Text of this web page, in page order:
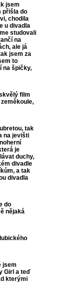
jsem
přišla do
chodila
u divadla
studovali
na
ale já
jsem za
to
na špičky,
film
tak
na jevišti
je
duchy,
divadle
a tak
divadla
do
nějaká
jsem
Girl a teď
kterými